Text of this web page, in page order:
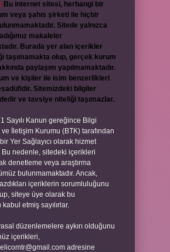
Bu internet sitesi, herhangi bir
veya şahıs şirketi ile hiçbir
Sitede yalnızca
makaleler
Burada yer alan içerikler
taşımamakta olup, gerçek kurum
paylaşım yapılmamaktadır.
ve kişiler ile isim benzerlikleri
Sitemizdeki bilgiler
ve tavsiye niteliği taşımazlar.
Sayılı Kanun gereğince Bilgi
İletişim Kurumu (BTK) tarafından
Yer Sağlayıcı olarak hizmet
Bu nedenle, sitedeki içerikleri
denetleme veya araştırma
bulunmamaktadır. Ancak,
içeriklerin sorumluluğunu
siteye üye olarak bu
etmiş sayılırlar.
düzenlemelere aykırı olduğunu
içerikleri,
adresine